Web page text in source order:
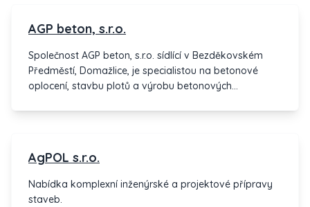
AGP beton, s.r.o.
Společnost AGP beton, s.r.o. sídlící v Bezděkovském
Předměstí, Domažlice, je specialistou na betonové
oplocení, stavbu plotů a výrobu betonových
projekty.
AgPOL s.r.o.
Nabídka komplexní inženýrské a projektové přípravy
staveb.